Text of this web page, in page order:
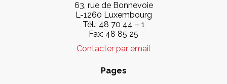
63, rue de Bonnevoie
L-1260 Luxembourg
Tél.: 48 70 44 – 1
Fax: 48 85 25
Contacter par email
Pages